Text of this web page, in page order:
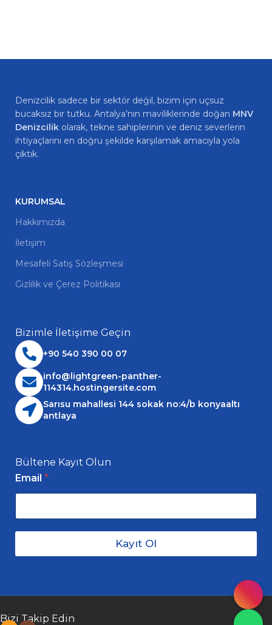
Denizcilik sadece bir sektör değil, bizim için uçsuz
bucaksız bir tutku. Antalya’nın maviliklerinde doğan MNV
Denizcilik olarak, tekne sahiplerinin ve deniz severlerin
ihtiyaçlarını en doğru şekilde karşılamak amacıyla yola
çıktık.
KURUMSAL
Hakkımızda
İletişim
Mesafeli Satış Sözleşmesi
Gizlilik ve Çerez Politikası
Bizimle İletişime Geçin
+90 540 390 00 07
info@lightgreen-panther-
114314.hostingersite.com
Sarısu mahallesi 144 sokak no:4/b konyaaltı
antlaya
Bültene Kayıt Olun
E
m
Email *
Kayıt Ol
Bizi Takip Edin